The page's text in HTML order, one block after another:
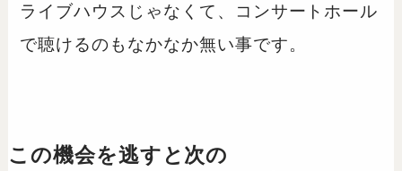
ライブハウスじゃなくて、コンサートホール
で聴けるのもなかなか無い事です。
この機会を逃すと次の